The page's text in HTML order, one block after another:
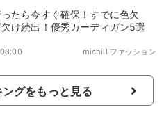
たら今すぐ確保！すでに色欠
け続出！優秀カーディガン5選
michill ファッション
グをもっと見る